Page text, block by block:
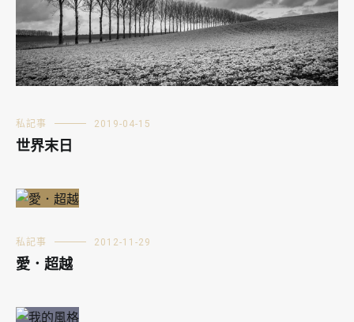
私記事 2019-04-15
世界末日
私記事 2012-11-29
愛．超越